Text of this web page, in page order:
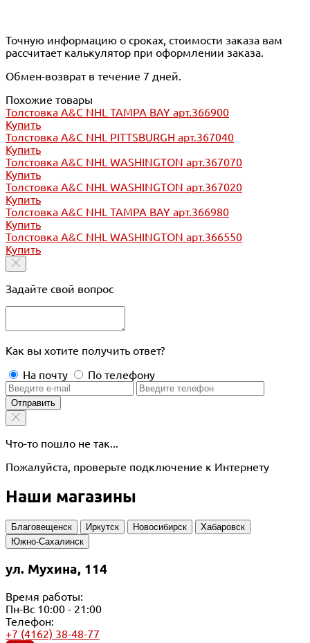
Точную информацию о сроках, стоимости заказа вам
рассчитает калькулятор при оформлении заказа.
Обмен-возврат в течение 7 дней.
Похожие товары
Толстовка A&C NHL TAMPA BAY арт.366900
Купить
Толстовка A&C NHL PITTSBURGH арт.367040
Купить
Толстовка A&C NHL WASHINGTON арт.367070
Купить
Толстовка A&C NHL WASHINGTON арт.367020
Купить
Толстовка A&C NHL TAMPA BAY арт.366980
Купить
Толстовка A&C NHL WASHINGTON арт.366550
Купить
Задайте свой вопрос
Как вы хотите получить ответ?
На почту
По телефону
Отправить
Что-то пошло не так...
Пожалуйста, проверьте подключение к Интернету
Наши магазины
Благовещенск Иркутск Новосибирск
Хабаровск
Южно-Сахалинск
ул. Мухина, 114
Время работы:
Пн-Вс 10:00 - 21:00
Телефон:
+7 (4162) 38-48-77